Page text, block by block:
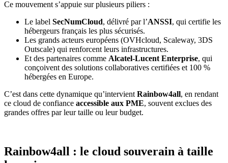
Ce mouvement s’appuie sur plusieurs piliers :
Le label SecNumCloud, délivré par l’ANSSI, qui certifie les
hébergeurs français les plus sécurisés.
Les grands acteurs européens (OVHcloud, Scaleway, 3DS
Outscale) qui renforcent leurs infrastructures.
Et des partenaires comme Alcatel-Lucent Enterprise, qui
conçoivent des solutions collaboratives certifiées et 100 %
hébergées en Europe.
C’est dans cette dynamique qu’intervient Rainbow4all, en rendant
ce cloud de confiance accessible aux PME, souvent exclues des
grandes offres par leur taille ou leur budget.
Rainbow4all : le cloud souverain à taille